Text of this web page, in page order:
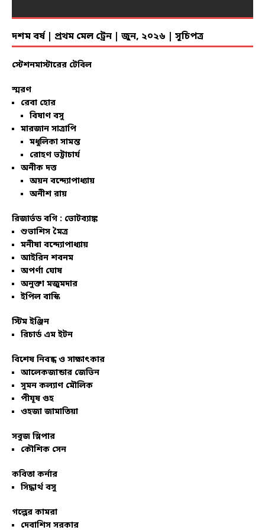
দশম বর্ষ | প্রথম মেল ট্রেন | জুন, ২০২৬ | সূচিপত্র
স্টেশনমাস্টারের টেবিল
স্মরণ
রেবা হোর
বিষাণ বসু
মারজান সাত্রাপি
মধুলিকা সামন্ত
রোহণ ভট্টাচার্য
অনীক দত্ত
অয়ন বন্দ্যোপাধ্যায়
অনীশ রায়
রিজার্ভড বগি : ভোটব্যাঙ্ক
শুভাশিস মৈত্র
মনীষা বন্দ্যোপাধ্যায়
আইরিন শবনম
অপর্ণা ঘোষ
অনুক্তা মজুমদার
ইপিল বাস্কি
স্টিম ইঞ্জিন
রিচার্ড এম ইটন
বিশেষ নিবন্ধ ও সাক্ষাৎকার
আলেকজান্ডার জেভিন
সুমন কল্যাণ মৌলিক
পীযূষ গুহ
ওহজা জামাতিয়া
সবুজ স্লিপার
কৌশিক সেন
কবিতা কর্নার
সিদ্ধার্থ বসু
গল্পের কামরা
দেবাশিস সরকার